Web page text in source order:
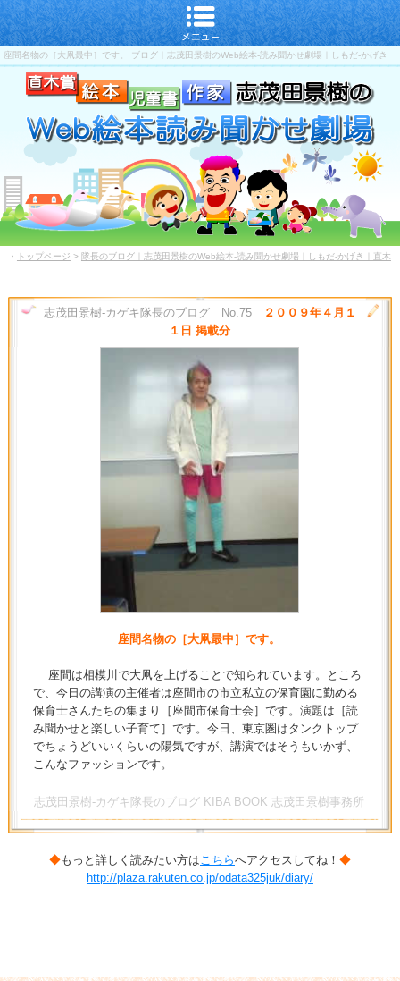
座間名物の［大凧最中］です。 ブログ｜志茂田景樹のWeb絵本-読み聞かせ劇場｜しもだ-かげき
｜直木賞-児童書-作家
・ トップページ > 隊長のブログ｜志茂田景樹のWeb絵本-読み聞かせ劇場｜しもだ-かげき｜直木
志茂田景樹-カゲキ隊長のブログ No.75
２００９年４月１
１日 掲載分
座間名物の［大凧最中］です。
座間は相模川で大凧を上げることで知られています。ところ
で、今日の講演の主催者は座間市の市立私立の保育園に勤める
保育士さんたちの集まり［座間市保育士会］です。演題は［読
み聞かせと楽しい子育て］です。今日、東京圏はタンクトップ
でちょうどいいくらいの陽気ですが、講演ではそうもいかず、
こんなファッションです。
志茂田景樹-カゲキ隊長のブログ KIBA BOOK 志茂田景樹事務所
◆もっと詳しく読みたい方はこちらへアクセスしてね！ ◆
http://plaza.rakuten.co.jp/odata325juk/diary/